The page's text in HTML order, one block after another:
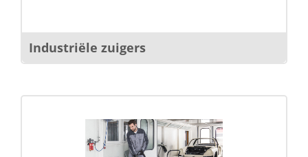
Industriële zuigers